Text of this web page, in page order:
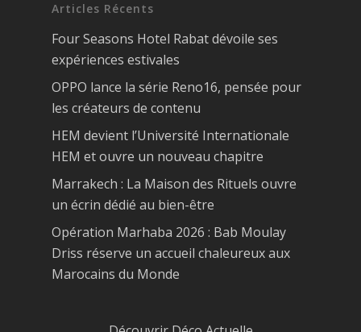
Articles Récents
Four Seasons Hotel Rabat dévoile ses
expériences estivales
OPPO lance la série Reno16, pensée pour
les créateurs de contenu
HEM devient l’Université Internationale
HEM et ouvre un nouveau chapitre
Marrakech : La Maison des Rituels ouvre
un écrin dédié au bien-être
Opération Marhaba 2026 : Bab Moulay
Driss réserve un accueil chaleureux aux
Marocains du Monde